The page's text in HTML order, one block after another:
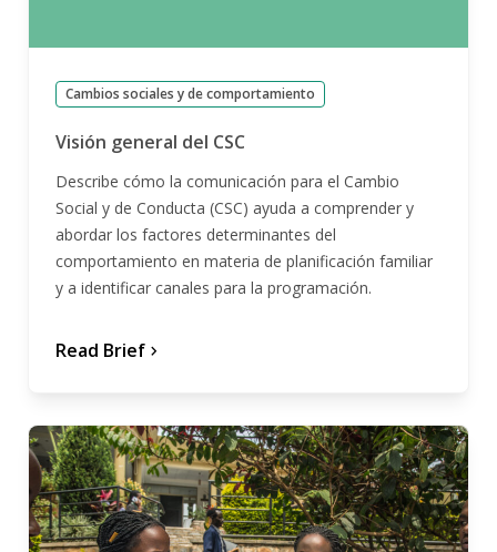
Cambios sociales y de comportamiento
Visión general del CSC
Describe cómo la comunicación para el Cambio
Social y de Conducta (CSC) ayuda a comprender y
abordar los factores determinantes del
comportamiento en materia de planificación familiar
y a identificar canales para la programación.
Read Brief chevron_forward